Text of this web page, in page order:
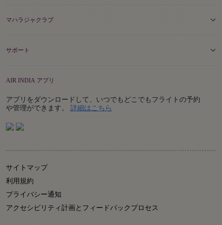
マハラジャクラブ
サポート
AIR INDIA アプリ
アプリをダウンロードして、いつでもどこでもフライトの予約
や管理ができます。 詳細はこちら
サイトマップ
利用規約
プライバシー通知
アクセシビリティ計画とフィードバックプロセス